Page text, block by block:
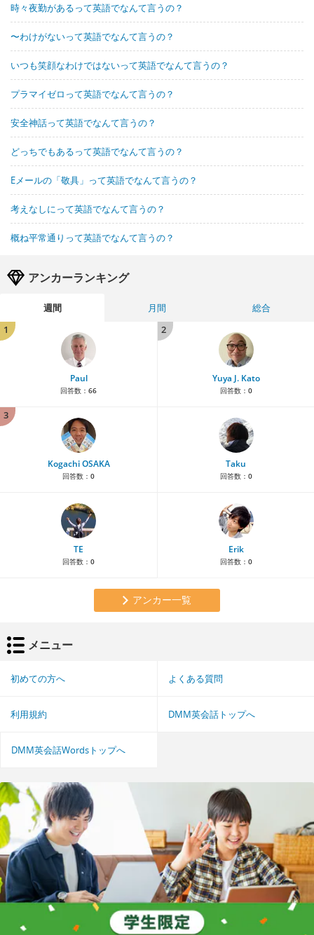
時々夜勤があるって英語でなんて言うの？
〜わけがないって英語でなんて言うの？
いつも笑顔なわけではないって英語でなんて言うの？
プラマイゼロって英語でなんて言うの？
安全神話って英語でなんて言うの？
どっちでもあるって英語でなんて言うの？
Eメールの「敬具」って英語でなんて言うの？
考えなしにって英語でなんて言うの？
概ね平常通りって英語でなんて言うの？
アンカーランキング
週間 月間
総合
1
Paul
回答数： 66
2
Yuya J. Kato
回答数： 0
3
Kogachi OSAKA
回答数： 0
Taku
回答数： 0
TE
回答数： 0
Erik
回答数： 0
アンカー一覧
メニュー
初めての方へ よくある質問
利用規約 DMM英会話トップへ
DMM英会話Wordsトップへ